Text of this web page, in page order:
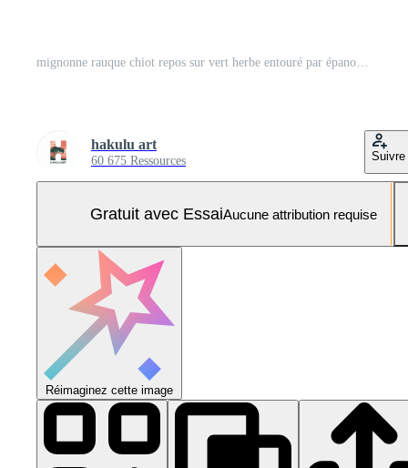
mignonne rauque chiot repos sur vert herbe entouré par épanouissement fleurs dans une ensoleillé jardin dans printemps Photo Pro
hakulu art
60 675 Ressources Suivre
Gratuit avec EssaiAucune attribution requise
Réimaginez cette image